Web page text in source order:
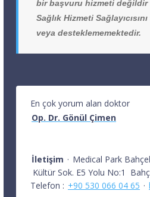
bir başvuru hizmeti
Sağlık Hizmeti
veya desteklememektedir.
En çok yorum alan doktor
Op. Dr. Gönül Çimen
İletişim · Medical Park
Kültür Sok. E5 Yolu No:1
Telefon : +90 530 066 04 65 ·